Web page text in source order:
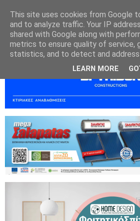
This site uses cookies from Google
and to analyze traffic. Your IP
shared with Google along with
metrics to ensure quality of service,
statistics, and to detect and address
LEARN MORE